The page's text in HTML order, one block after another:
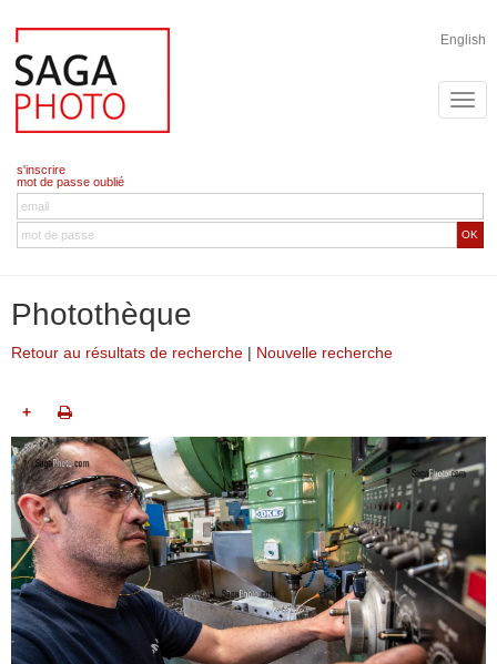
English
s'inscrire
mot de passe oublié
OK
Photothèque
Retour au résultats de recherche | Nouvelle recherche
+